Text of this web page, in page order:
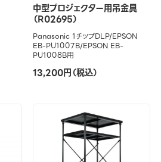
中型プロジェクター用吊金具
（R02695）
Panasonic 1チップDLP/EPSON
EB-PU1007B/EPSON EB-
PU1008B用
13,200円（税込）